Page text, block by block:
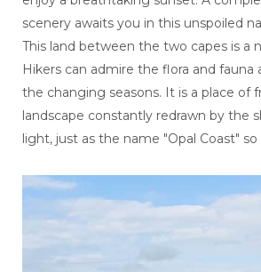
scenery awaits you in this unspoiled
This land between the two capes is a
Hikers can admire the flora and fauna
the changing seasons. It is a place of
landscape constantly redrawn by the
light, just as the name "Opal Coast"